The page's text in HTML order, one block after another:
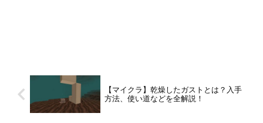
【マイクラ】乾燥したガストとは？入手
方法、使い道などを全解説！